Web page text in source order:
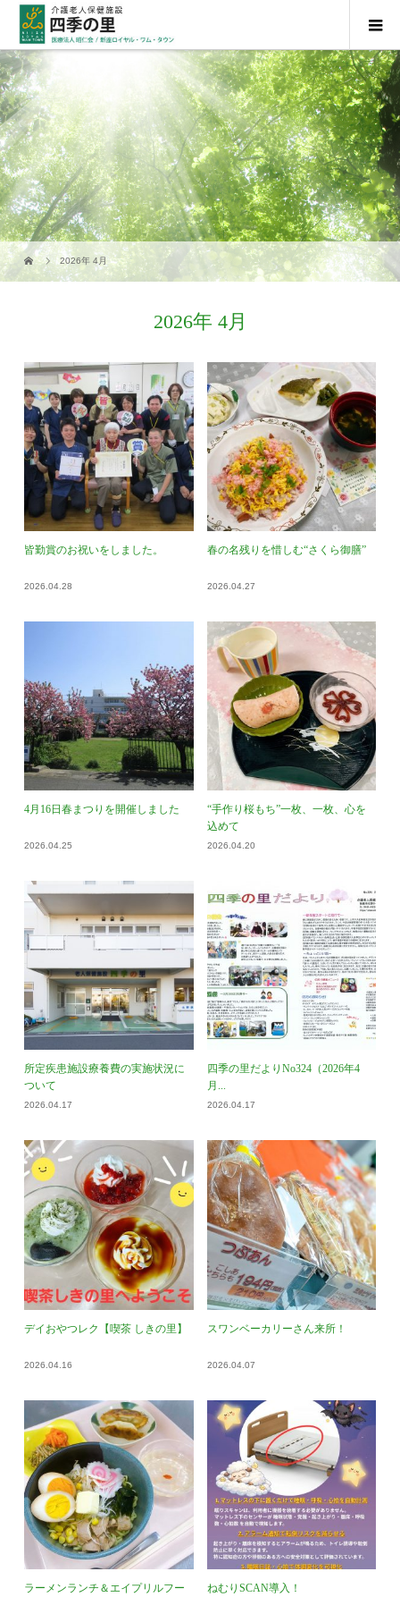
2026年 4月
2026年 4月
皆勤賞のお祝いをしました。
2026.04.28
春の名残りを惜しむ“さくら御膳”
2026.04.27
4月16日春まつりを開催しました
2026.04.25
“手作り桜もち”一枚、一枚、心を
込めて
2026.04.20
所定疾患施設療養費の実施状況に
ついて
2026.04.17
四季の里だよりNo324（2026年4
月...
2026.04.17
デイおやつレク【喫茶 しきの里】
2026.04.16
スワンベーカリーさん来所！
2026.04.07
ラーメンランチ＆エイプリルフー
ねむりSCAN導入！